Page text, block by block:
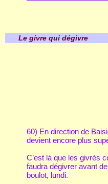
Le givre qui dégivre
60) En direction de
devient encore plus
C’est là que les givrés
faudra dégivrer avant
boulot, lundi.